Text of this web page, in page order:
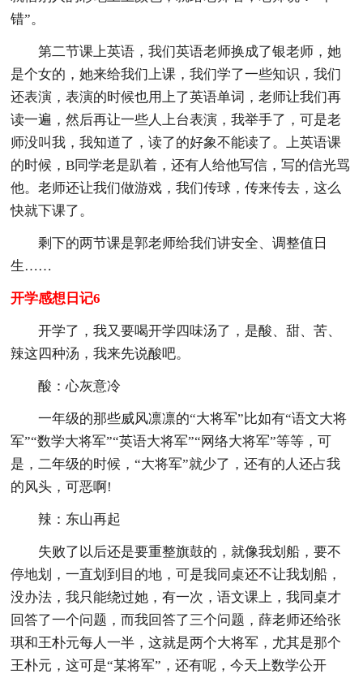
错”。
第二节课上英语，我们英语老师换成了银老师，她
是个女的，她来给我们上课，我们学了一些知识，我们
还表演，表演的时候也用上了英语单词，老师让我们再
读一遍，然后再让一些人上台表演，我举手了，可是老
师没叫我，我知道了，读了的好象不能读了。上英语课
的时候，B同学老是趴着，还有人给他写信，写的信光骂
他。老师还让我们做游戏，我们传球，传来传去，这么
快就下课了。
剩下的两节课是郭老师给我们讲安全、调整值日
生……
开学感想日记6
开学了，我又要喝开学四味汤了，是酸、甜、苦、
辣这四种汤，我来先说酸吧。
酸：心灰意冷
一年级的那些威风凛凛的“大将军”比如有“语文大将
军”“数学大将军”“英语大将军”“网络大将军”等等，可
是，二年级的时候，“大将军”就少了，还有的人还占我
的风头，可恶啊!
辣：东山再起
失败了以后还是要重整旗鼓的，就像我划船，要不
停地划，一直划到目的地，可是我同桌还不让我划船，
没办法，我只能绕过她，有一次，语文课上，我同桌才
回答了一个问题，而我回答了三个问题，薛老师还给张
琪和王朴元每人一半，这就是两个大将军，尤其是那个
王朴元，这可是“某将军”，还有呢，今天上数学公开